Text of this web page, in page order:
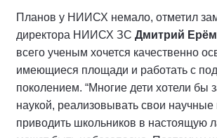
Планов у НИИСХ немало, отметил
директора НИИСХ ЗС Дмитрий
всего ученым хочется качественно
имеющиеся площади и работать с
поколением. “Многие дети хотели бы
наукой, реализовывать свои
приводить школьников в настоящую